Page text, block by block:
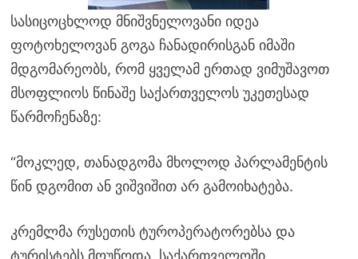
სასიცოცხლოდ მნიშვნელოვანი იდეა
ფოტოხელოვან გოგა ჩანადირისგან იმაში
მდგომარეობს, რომ ყველამ ერთად ვიმუშავოთ
მსოფლიოს წინაშე საქართველოს უკეთესად
წარმოჩენაზე:
“მოკლედ, თანადგომა მხოლოდ პარლამენტის
წინ დგომით ან ვიშვიშით არ გამოიხატება.
კრემლმა რუსეთის ტუროპერატორებსა და
ტურისტებს მოუწოდა, საქართველოში